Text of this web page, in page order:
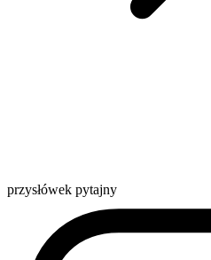
przysłówek pytajny